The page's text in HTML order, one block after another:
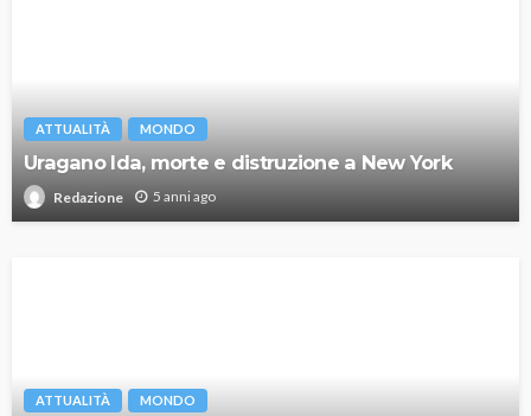
ATTUALITÀ MONDO
Uragano Ida, morte e distruzione a New York
Redazione 5 anni ago
ATTUALITÀ MONDO